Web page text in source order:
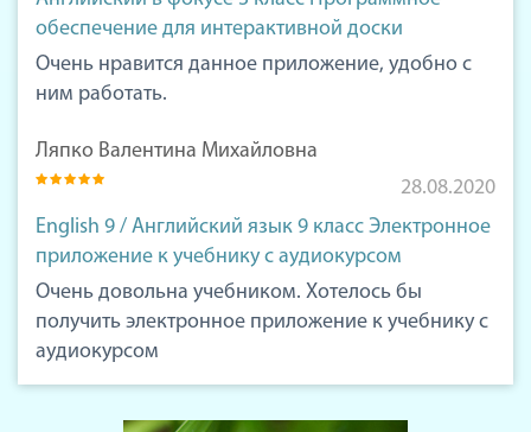
обеспечение для интерактивной доски
Очень нравится данное приложение, удобно с
ним работать.
Ляпко Валентина Михайловна
28.08.2020
English 9 / Английский язык 9 класс Электронное
приложение к учебнику с аудиокурсом
Очень довольна учебником. Хотелось бы
получить электронное приложение к учебнику с
аудиокурсом